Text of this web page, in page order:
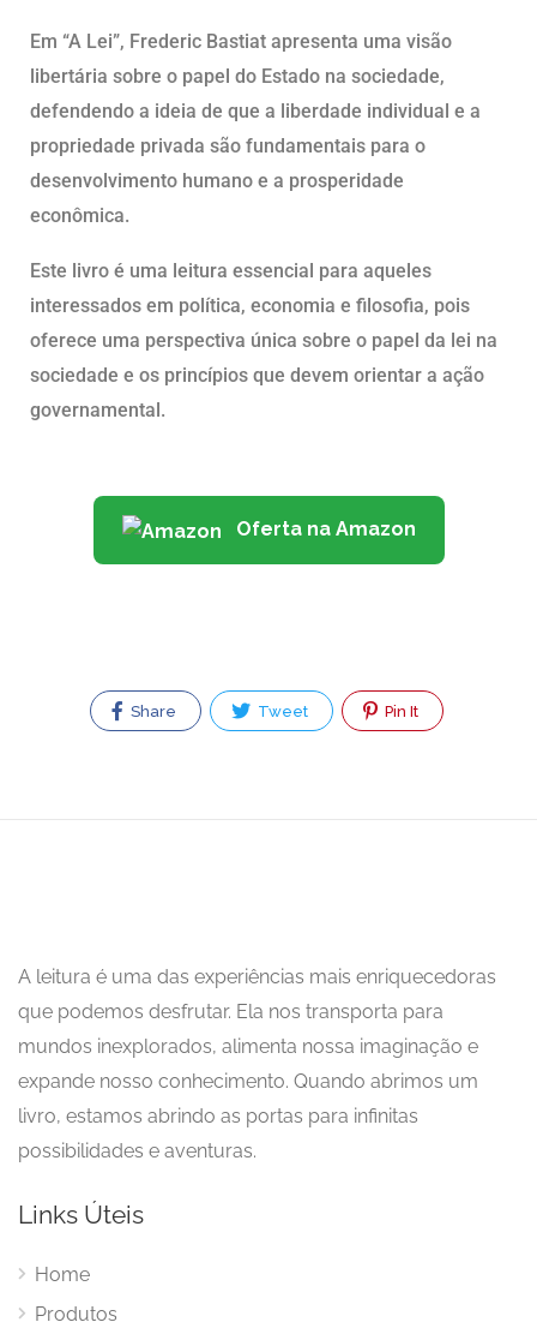
Em “A Lei”, Frederic Bastiat apresenta uma visão
libertária sobre o papel do Estado na sociedade,
defendendo a ideia de que a liberdade individual e a
propriedade privada são fundamentais para o
desenvolvimento humano e a prosperidade
econômica.
Este livro é uma leitura essencial para aqueles
interessados em política, economia e filosofia, pois
oferece uma perspectiva única sobre o papel da lei na
sociedade e os princípios que devem orientar a ação
governamental.
Oferta na Amazon
Share Tweet Pin It
A leitura é uma das experiências mais enriquecedoras
que podemos desfrutar. Ela nos transporta para
mundos inexplorados, alimenta nossa imaginação e
expande nosso conhecimento. Quando abrimos um
livro, estamos abrindo as portas para infinitas
possibilidades e aventuras.
Links Úteis
Home
Produtos